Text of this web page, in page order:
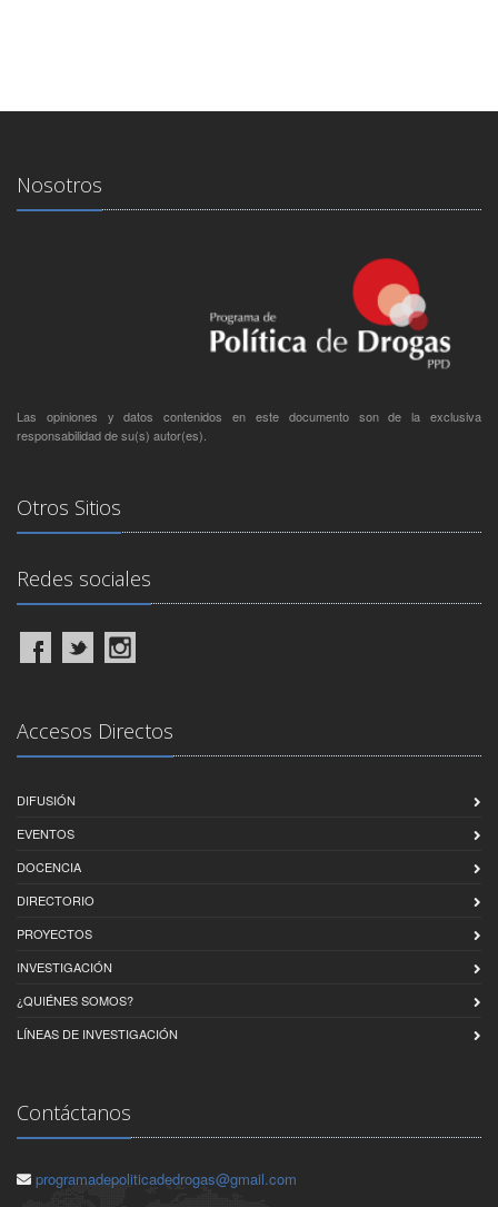
Nosotros
Las opiniones y datos contenidos en este documento son de la exclusiva
responsabilidad de su(s) autor(es).
Otros Sitios
Redes sociales
Accesos Directos
DIFUSIÓN
EVENTOS
DOCENCIA
DIRECTORIO
PROYECTOS
INVESTIGACIÓN
¿QUIÉNES SOMOS?
LÍNEAS DE INVESTIGACIÓN
Contáctanos
programadepoliticadedrogas@gmail.com